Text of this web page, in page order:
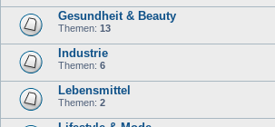
Gesundheit & Beauty
Themen: 13
Industrie
Themen: 6
Lebensmittel
Themen: 2